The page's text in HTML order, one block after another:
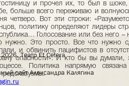
и прочел их, то был в
больше всего переживаю и
четверо. Вот эти строки:
политику определяют лидеры
Голосование или без него –
нужно. Это просто. Все что нужно
и обвинить пацифистов в
опасности». И кто бы вы думали,
Политика напрямую
Театр Et Cetera
сайт Александра Калягина